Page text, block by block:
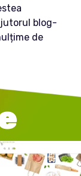
blog-
de